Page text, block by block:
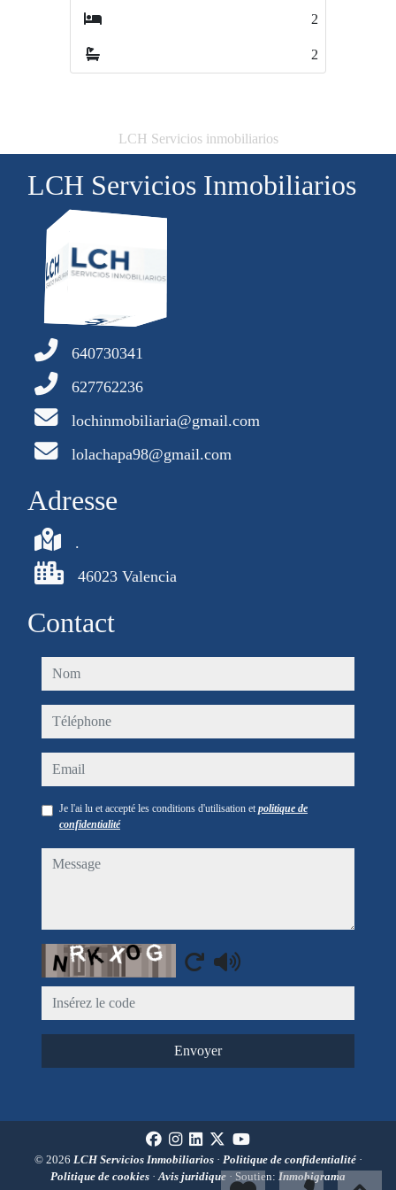
LCH Servicios inmobiliarios
LCH Servicios Inmobiliarios
640730341
627762236
lochinmobiliaria@gmail.com
lolachapa98@gmail.com
Adresse
.
46023 Valencia
Contact
nom
téléphone
email
Je l'ai lu et accepté les conditions d'utilisation etpolitique de
confidentialité
message
Captcha
Envoyer
© 2026 LCH Servicios Inmobiliarios · Politique de confidentialité ·
Politique de cookies ·Avis juridique · Soutien: Inmobigrama